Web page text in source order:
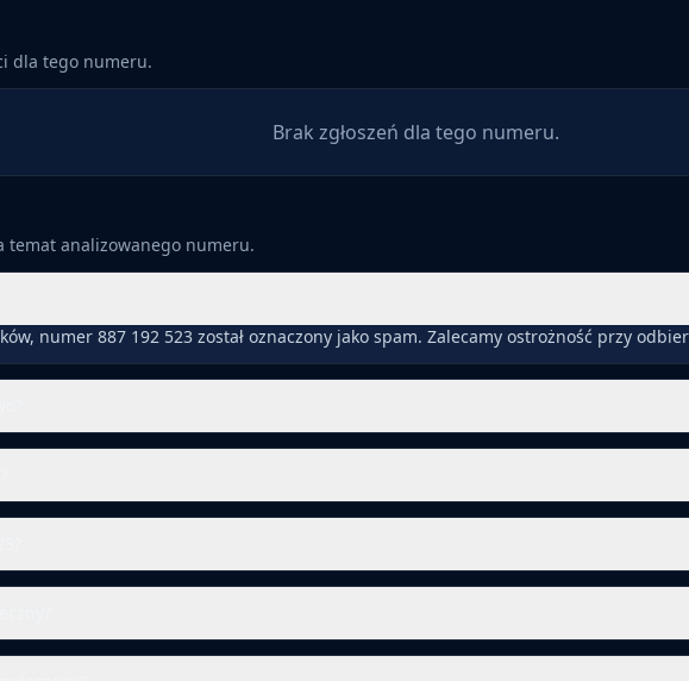
dla tego numeru.
Brak zgłoszeń dla tego numeru.
temat analizowanego numeru.
numer 887 192 523 został oznaczony jako spam. Zalecamy ostrożność przy